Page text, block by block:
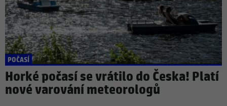
POČASÍ
Horké počasí se vrátilo do Česka! Platí
nové varování meteorologů